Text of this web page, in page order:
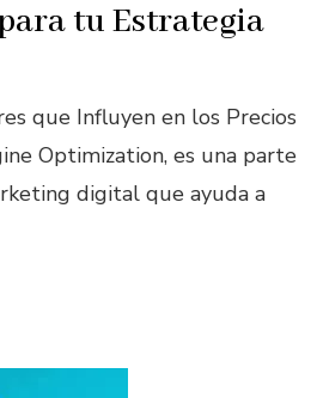
tu Estrategia
que Influyen en los Precios
Optimization, es una parte
digital que ayuda a